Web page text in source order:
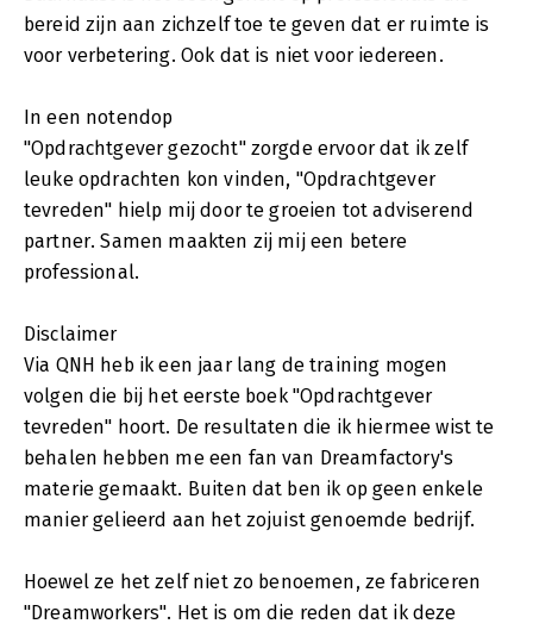
bereid zijn aan zichzelf toe te geven dat er ruimte is
voor verbetering. Ook dat is niet voor iedereen.
In een notendop
"Opdrachtgever gezocht" zorgde ervoor dat ik zelf
leuke opdrachten kon vinden, "Opdrachtgever
tevreden" hielp mij door te groeien tot adviserend
partner. Samen maakten zij mij een betere
professional.
Disclaimer
Via QNH heb ik een jaar lang de training mogen
volgen die bij het eerste boek "Opdrachtgever
tevreden" hoort. De resultaten die ik hiermee wist te
behalen hebben me een fan van Dreamfactory's
materie gemaakt. Buiten dat ben ik op geen enkele
manier gelieerd aan het zojuist genoemde bedrijf.
Hoewel ze het zelf niet zo benoemen, ze fabriceren
"Dreamworkers". Het is om die reden dat ik deze